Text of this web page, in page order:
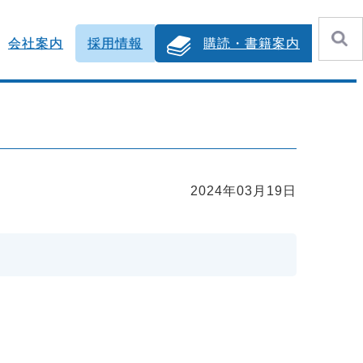
会社案内 採用情報 購読・書籍案内
2024年03月19日